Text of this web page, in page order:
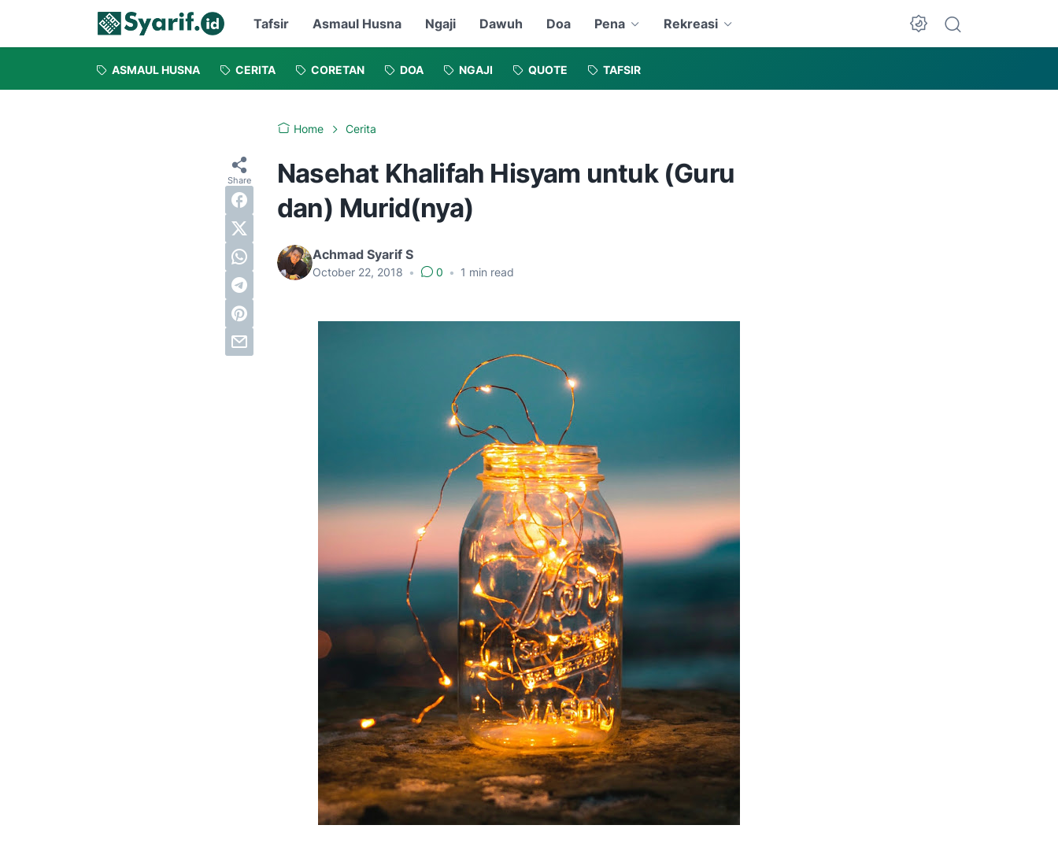
Tafsir Asmaul Husna Ngaji Dawuh Doa Pena Rekreasi
Dark Mode
ASMAUL HUSNA CERITA CORETAN DOA NGAJI QUOTE TAFSIR
Home Cerita
Nasehat Khalifah Hisyam untuk (Guru
dan) Murid(nya)
Achmad Syarif S
October 22, 2018 • 0 • 1 min read